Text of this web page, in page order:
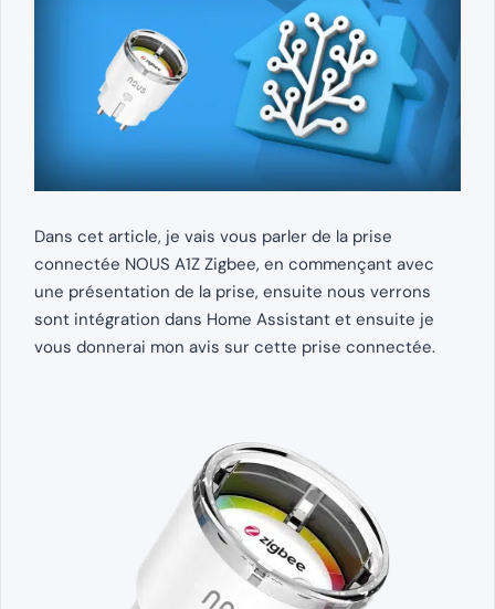
Dans cet article, je vais vous parler de la prise
connectée NOUS A1Z Zigbee, en commençant avec
une présentation de la prise, ensuite nous verrons
sont intégration dans Home Assistant et ensuite je
vous donnerai mon avis sur cette prise connectée.